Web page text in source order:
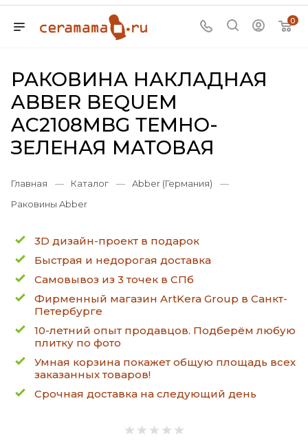
0
РАКОВИНА НАКЛАДНАЯ
ABBER BEQUEM
AC2108MBG ТЕМНО-
ЗЕЛЕНАЯ МАТОВАЯ
Главная — Каталог — Abber (Германия)
—
Раковины Abber
3D дизайн-проект в подарок
Быстрая и недорогая доставка
Самовывоз из 3 точек в СПб
Фирменный магазин ArtKera Group в Санкт-
Петербурге
10-летний опыт продавцов. Подберём любую
плитку по фото
Умная корзина покажет общую площадь всех
заказанных товаров!
Срочная доставка на следующий день